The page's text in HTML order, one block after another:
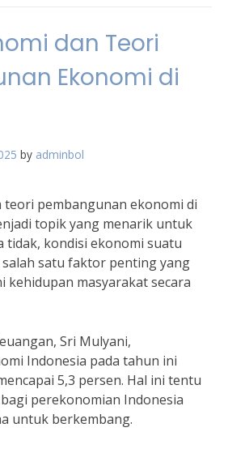
dan Teori
Ekonomi di
by adminbol
teori pembangunan ekonomi di
topik yang menarik untuk
tidak, kondisi ekonomi suatu
satu faktor penting yang
kehidupan masyarakat secara
Sri Mulyani,
Indonesia pada tahun ini
5,3 persen. Hal ini tentu
perekonomian Indonesia
untuk berkembang.